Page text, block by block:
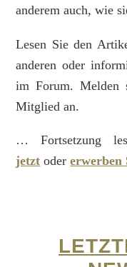
anderem auch, wie
Lesen Sie den
anderen oder
im Forum.
Mitglied an.
… Fortsetzung
jetzt odererwerben